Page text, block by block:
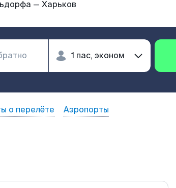
— Харьков
о перелёте Аэропорты